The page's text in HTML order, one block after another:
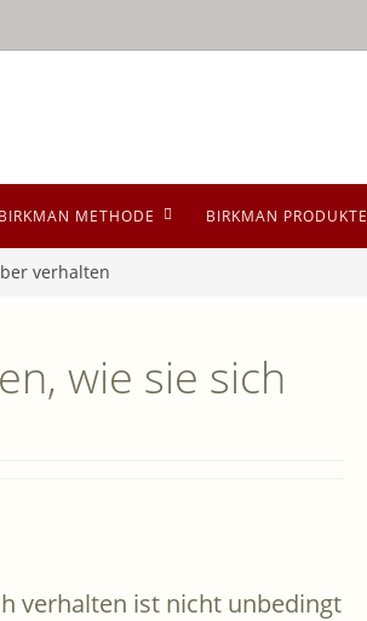
BIRKMAN PRODUKTE
METHODE
verhalten
wie sie sich
verhalten ist nicht unbedingt